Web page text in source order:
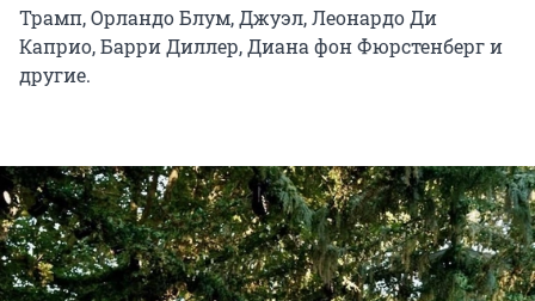
Трамп, Орландо Блум, Джуэл, Леонардо Ди
Каприо, Барри Диллер, Диана фон Фюрстенберг и
другие.